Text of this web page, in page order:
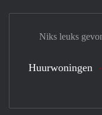
Niks leuks
Huurwoningen